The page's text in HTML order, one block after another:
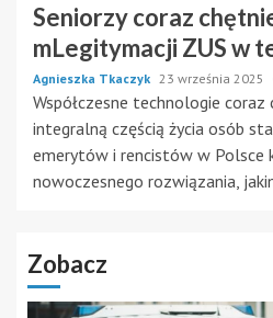
Seniorzy coraz
mLegitymacji ZUS w
Agnieszka Tkaczyk 23 września 2025
Współczesne technologie coraz
integralną częścią życia osób
emerytów i rencistów w Polsce
nowoczesnego rozwiązania,
Zobacz